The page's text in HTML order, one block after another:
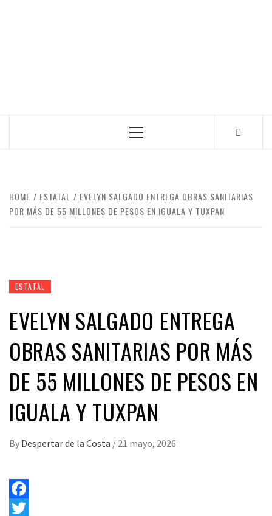
Primary
HOME ESTATAL
EVELYN SALGADO ENTREGA OBRAS SANITARIAS
POR MÁS DE 55 MILLONES DE PESOS EN IGUALA Y TUXPAN
ESTATAL
EVELYN SALGADO ENTREGA
OBRAS SANITARIAS POR MÁS
DE 55 MILLONES DE PESOS EN
IGUALA Y TUXPAN
By Despertar de la Costa / 21 mayo, 2026
Facebook